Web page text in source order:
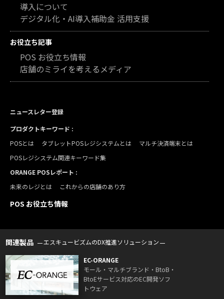
導入について
デジタル化・AI導入補助金 活用支援
お役立ち記事
POS お役立ち情報
店舗のミライを考えるメディア
ニュースレター登録
プロダクトキーワード :
POSとは
タブレットPOSレジシステムとは
マルチ決済端末とは
POSレジシステム関連キーワード集
ORANGE POSレポート :
未来のレジとは
これからの店舗のあり方
POS お役立ち情報
関連製品 エスキュービズムのDX推進ソリューション
EC-ORANGE
モール・マルチブランド・BtoB・
BtoEサービス対応のEC開発ソフ
トウェア